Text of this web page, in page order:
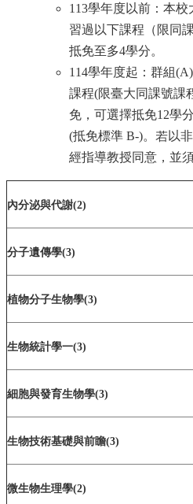
回
首
頁
臺
頁
生
科
院
首
頁
導
聯
絡
113學年度以前：本
習過以下課程（限同
抵免至多4學分。
114學年度起：群組
課程(限臺大同課號課
免，可選擇抵免12學
(抵免標準 B-)。若以
經指導教授同意，並
內分泌與代謝(2)
分子遺傳學(3)
植物分子生物學(3)
生物統計學一(3)
細胞與發育生物學(3)
生物技術基礎與前瞻(3)
微生物生理學(2)